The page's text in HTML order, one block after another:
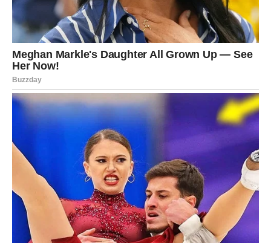
sjajnih načina da to učinite je kroz tehniku ​​decoupage. Trebat
će vam zabavne salvete, bjelanjci i četke. Najbolje je koristiti
bijela jaja kako bi se slika mogla jasnije vidjeti. Izrežite svoj
omiljeni uzorak iz salvete i stavite sliku na jaja. Nanesite
bjelanjak i ostavite da se osuši do jutra.
Još jedna brza i jednostavna metoda je korištenje folije za
farbanje. Izrežite komad folije, zgužvajte ga, pa ga ponovo
rasklopite. Sipajte akrilnu boju u njega, pazeći da pokrijete
foliju. Stavite jaje unutra i stisnite ga rukama, dovoljno jako da
se boja zalijepi za jaje, ali dovoljno lagano da se ne razbije.
Ovo možete ponoviti nekoliko puta ako želite da dobijete
obojena jaja.
Konačno, vrlo jednostavna i kreativna metoda je nanošenje
boje prstima. Sipajte boju na tanjir, umočite prst i otiskom prsta